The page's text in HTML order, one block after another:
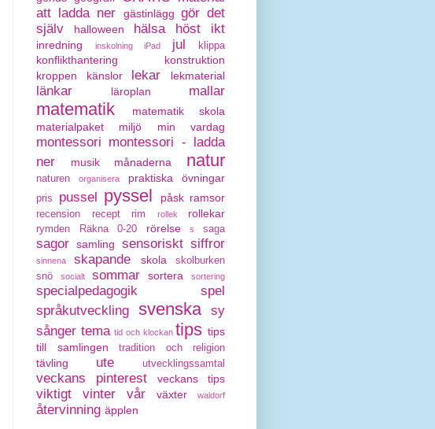
att ladda ner
gästinlägg gör det
själv
halloween hälsa höst ikt
inredning inskolning iPad jul klippa
konflikthantering
konstruktion
kroppen
känslor lekar lekmaterial
länkar läroplan mallar
matematik
matematik skola
materialpaket
miljö min vardag
montessori montessori - ladda
ner
musik månaderna natur
naturen organisera praktiska övningar
pris pussel pyssel påsk ramsor
recension recept rim rollek rollekar
rymden Räkna 0-20 rörelse s saga
sagor samling sensoriskt siffror
sinnena skapande skola
skolburken
snö
socialt sommar sortera sortering
specialpedagogik
spel
språkutveckling
svenska
sy
sånger tema tid och klockan tips tips
till samlingen
tradition och religion
tävling ute utvecklingssamtal
veckans pinterest veckans tips
viktigt vinter vår växter waldorf
återvinning äpplen